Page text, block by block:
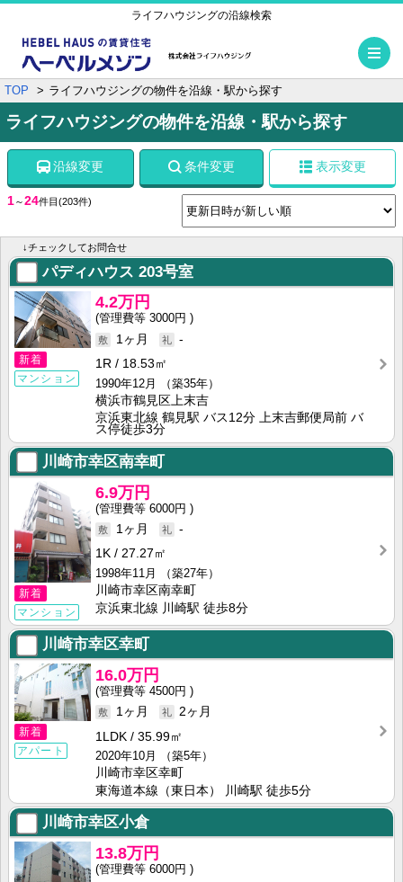
ライフハウジングの沿線検索
TOP ライフハウジングの物件を沿線・駅から探す
ライフハウジングの物件を沿線・駅から探す
沿線変更 条件変更 表示変更
1～24件目 (203件)
↓チェックしてお問合せ
パディハウス 203号室
新着
マンション
4.2万円
3000円
1ヶ月
-
1R
18.53㎡
1990年12月
（築35年）
横浜市鶴見区上末吉
京浜東北線 鶴見駅 バス12分 上末吉郵便局前 バ
ス停徒歩3分
川崎市幸区南幸町
新着
マンション
6.9万円
6000円
1ヶ月
-
1K
27.27㎡
1998年11月
（築27年）
川崎市幸区南幸町
京浜東北線 川崎駅 徒歩8分
川崎市幸区幸町
新着
アパート
16.0万円
4500円
1ヶ月
2ヶ月
1LDK
35.99㎡
2020年10月
（築5年）
川崎市幸区幸町
東海道本線（東日本） 川崎駅 徒歩5分
川崎市幸区小倉
13.8万円
6000円